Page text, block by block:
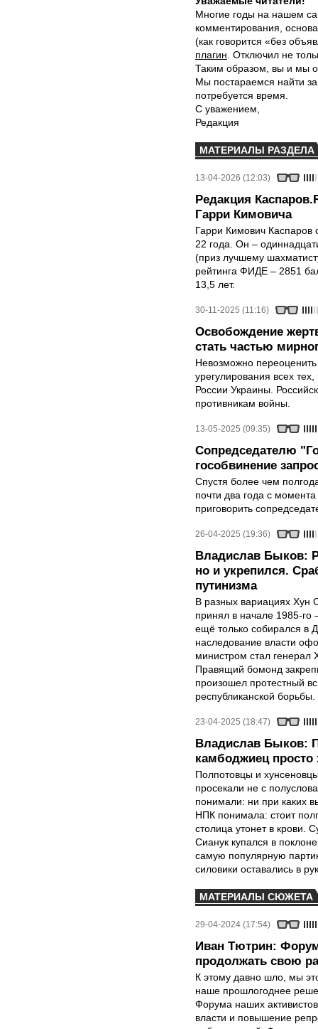
Многие годы на нашем
комментирования,
(как говорится «без
плагин . Отключил не
Таким образом, вы и мы
Мы постараемся найти
потребуется время.
С уважением,
Редакция
МАТЕРИАЛЫ РАЗДЕЛА
13-04-2026 (12:03)
Редакция
Гарри Кимовича
Гарри Кимович
22 года. Он –
(приз лучшему
рейтинга ФИДЕ – 2851
13,5 лет.
30-11-2025 (11:16)
Освобождение
стать частью
Невозможно
урегулирования всех
России Украины.
противникам войны.
13-05-2025 (09:35)
Сопредседателю
гособвинение
Спустя более чем
почти два года с
приговорить
26-04-2025 (19:36)
Владислав Быков:
но и укрепился.
путинизма
В разных вариациях Хун
принял в начале 1985-
ещё только собирался в
наследование власти
министром стал
Правящий бомонд
произошел протестный
республиканской борьбы.
23-04-2025 (18:47)
Владислав Быков:
камбоджиец просто
Полпотовцы и
просекали не с
понимали: ни при каких
НПК понимала: стоит
столица утонет в крови.
Сианук купался в
самую популярную
силовики оставались в
МАТЕРИАЛЫ СЮЖЕТА
29-04-2024 (17:54)
Иван Тютрин:
продолжать свою
К этому давно шло, мы
наше прошлогоднее
Форума наших
власти и повышение